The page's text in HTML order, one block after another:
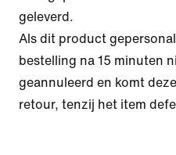
geleverd.
Als dit product
bestelling na 15 minuten
geannuleerd en komt
retour, tenzij het item